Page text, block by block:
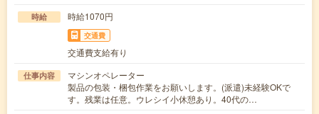
時給 時給1070円
交通費
交通費支給有り
仕事内容
マシンオペレーター
製品の包装・梱包作業をお願いします。(派遣)未経験OKで
す。残業は任意。ウレシイ小休憩あり。40代の…